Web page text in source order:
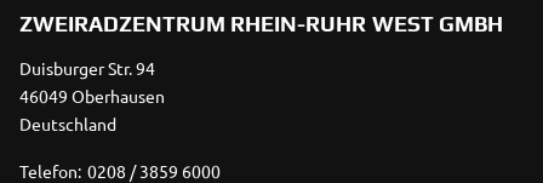
ZWEIRADZENTRUM RHEIN-RUHR WEST GMBH
Duisburger Str. 94
46049 Oberhausen
Deutschland
Telefon: 0208 / 3859 6000